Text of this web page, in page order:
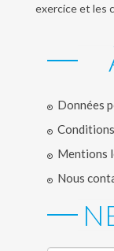
exercice et les
Données
Mentions
Nous